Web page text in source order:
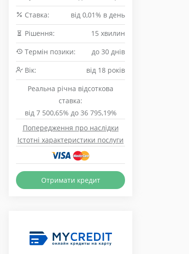
Cтавка:
від 0,01% в день
Рішення:
15 хвилин
Термін позики:
до 30 днів
Вік:
від 18 років
Реальна річна відсоткова
ставка:
від 7 500,65% до 36 795,19%
Попередження про наслідки
Істотні характеристики послуги
Отримати кредит